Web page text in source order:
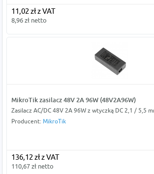
11,02 zł z VAT
8,96 zł netto
MikroTik zasilacz 48V 2A 96W (48V2A96W)
Zasilacz AC/DC 48V 2A 96W z wtyczką DC 2,1 / 5,5
Producent: MikroTik
136,12 zł z VAT
110,67 zł netto